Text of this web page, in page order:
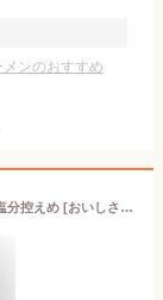
ンのおすすめ
カップヌードルPRO 高たんぱく&低糖質さらに塩分控えめ [おいしさそのまま] 日清食品 カップ麺 食物繊維 1食あたり292kcal 75g×12個